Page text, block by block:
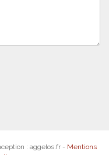
: aggelos.fr - Mentions